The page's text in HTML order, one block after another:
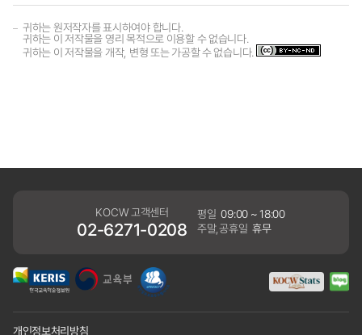
귀하는 원저작자를 표시하여야 합니다.
귀하는 이 저작물을 영리 목적으로 이용할 수 없습니다.
귀하는 이 저작물을 개작, 변형 또는 가공할 수 없습니다.
KOCW 고객센터
02-6271-0208
평일 09:00 ~ 18:00
주말,공휴일 휴무
개인정보처리방침